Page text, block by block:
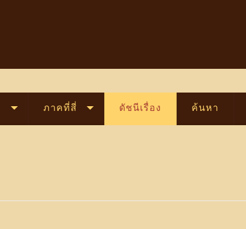
ภาคที่สี่ ดัชนีเรื่อง ค้นหา